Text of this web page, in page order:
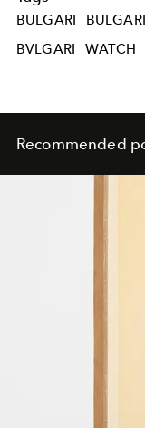
BULGARI
BVLGARI
WATCH
Recommended